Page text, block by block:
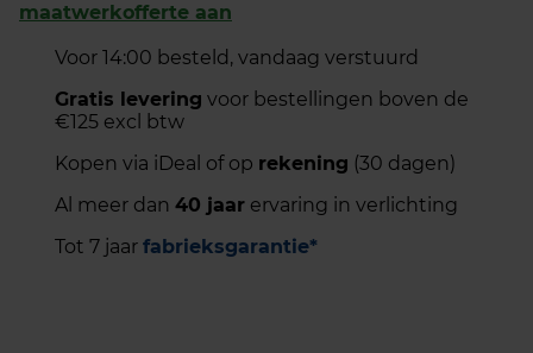
maatwerkofferte aan
Voor 14:00 besteld, vandaag verstuurd
Gratis levering voor bestellingen boven de
€125 excl btw
Kopen via iDeal of op rekening (30 dagen)
Al meer dan 40 jaar ervaring in verlichting
Tot 7 jaar fabrieksgarantie*